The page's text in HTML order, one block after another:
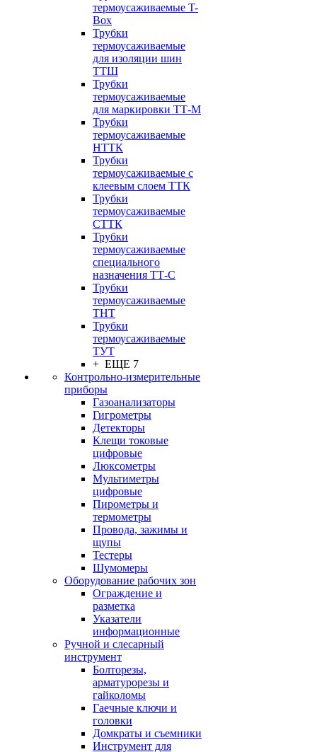
термоусаживаемые T-
Box
Трубки
термоусаживаемые
для изоляции шин
ТТШ
Трубки
термоусаживаемые
для маркировки ТТ-М
Трубки
термоусаживаемые
НTТК
Трубки
термоусаживаемые с
клеевым слоем TТК
Трубки
термоусаживаемые
СTТК
Трубки
термоусаживаемые
специального
назначения ТТ-С
Трубки
термоусаживаемые
ТНТ
Трубки
термоусаживаемые
ТУТ
+ ЕЩЕ 7
Контрольно-измерительные
приборы
Газоанализаторы
Гигрометры
Детекторы
Клещи токовые
цифровые
Люксометры
Мультиметры
цифровые
Пирометры и
термометры
Провода, зажимы и
щупы
Тестеры
Шумомеры
Оборудование рабочих зон
Ограждение и
разметка
Указатели
информационные
Ручной и слесарный
инструмент
Болторезы,
арматурорезы и
гайколомы
Гаечные ключи и
головки
Домкраты и съемники
Инструмент для